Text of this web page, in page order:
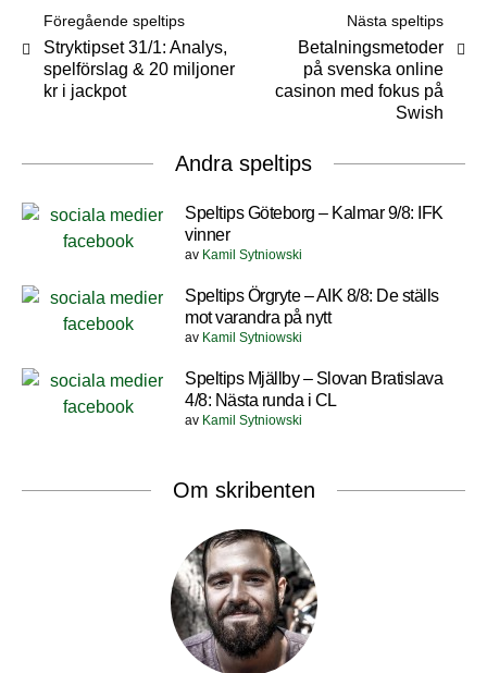
Föregående speltips
Stryktipset 31/1: Analys,
spelförslag & 20 miljoner
kr i jackpot
Nästa speltips
Betalningsmetoder
på svenska online
casinon med fokus på
Swish
Andra speltips
Speltips Göteborg – Kalmar 9/8: IFK
vinner
av Kamil Sytniowski
Speltips Örgryte – AIK 8/8: De ställs
mot varandra på nytt
av Kamil Sytniowski
Speltips Mjällby – Slovan Bratislava
4/8: Nästa runda i CL
av Kamil Sytniowski
Om skribenten